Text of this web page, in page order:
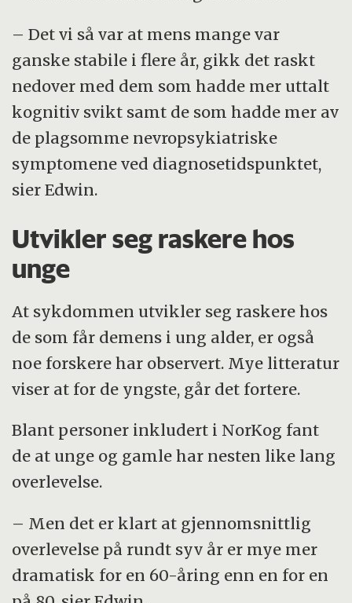
– Det vi så var at mens mange var
ganske stabile i flere år, gikk det raskt
nedover med dem som hadde mer uttalt
kognitiv svikt samt de som hadde mer av
de plagsomme nevropsykiatriske
symptomene ved diagnosetidspunktet,
sier Edwin.
Utvikler seg raskere hos
unge
At sykdommen utvikler seg raskere hos
de som får demens i ung alder, er også
noe forskere har observert. Mye litteratur
viser at for de yngste, går det fortere.
Blant personer inkludert i NorKog fant
de at unge og gamle har nesten like lang
overlevelse.
– Men det er klart at gjennomsnittlig
overlevelse på rundt syv år er mye mer
dramatisk for en 60-åring enn en for en